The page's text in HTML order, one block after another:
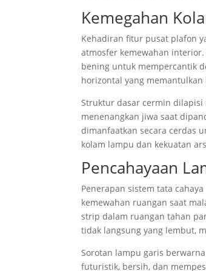
Kemegahan
Kehadiran fitur pusat plafon
atmosfer kemewahan
bening untuk mempercantik
horizontal yang
Struktur dasar cermin
menenangkan jiwa saat
dimanfaatkan secara cerdas
kolam lampu dan kekuatan
Pencahayaan
Penerapan sistem tata
kemewahan ruangan saat
strip dalam ruangan tahan
tidak langsung yang lembut,
Sorotan lampu garis
futuristik, bersih, dan